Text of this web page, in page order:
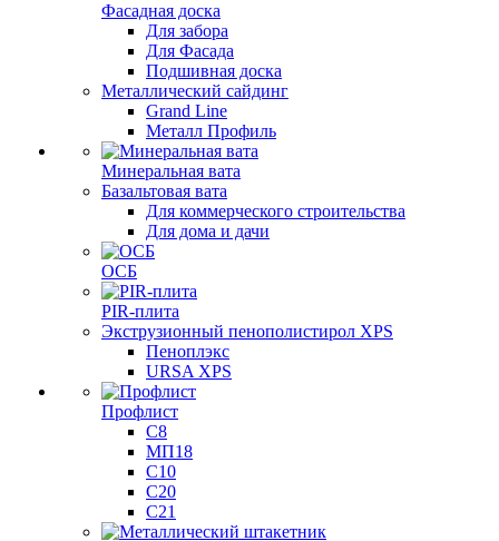
Фасадная доска
Для забора
Для Фасада
Подшивная доска
Металлический сайдинг
Grand Line
Металл Профиль
Минеральная вата
Базальтовая вата
Для коммерческого строительства
Для дома и дачи
ОСБ
PIR-плита
Экструзионный пенополистирол XPS
Пеноплэкс
URSA XPS
Профлист
С8
МП18
С10
С20
С21